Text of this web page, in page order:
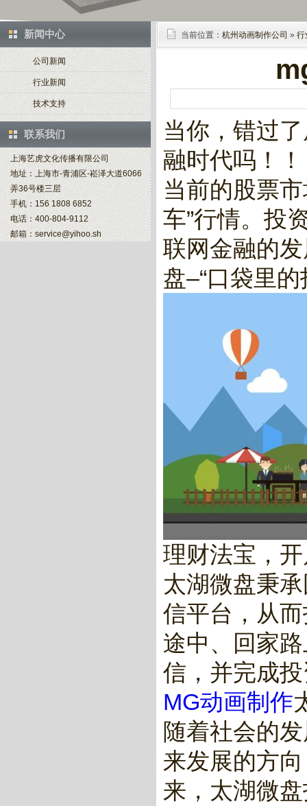
新闻中心
公司新闻
行业新闻
技术支持
联系我们
上海艺虎文化传播有限公司
地址：上海市-青浦区-崧泽大道6066
弄36号楼三层
手机：156 1808 6852
电话：400-804-9112
邮箱：service@yihoo.sh
当前位置： 杭州动画制作公司 » 行
当你，错过
融时代吗！
当前的股票
车”行情。投
联网金融的
盘–“口袋里
理财法宝，
太湖微盘秉
信平台，从
途中、回家
信，并完成
MG动画制作
随着社会的
来发展的方
来，太湖微